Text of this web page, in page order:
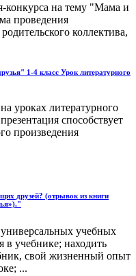
конкурса на тему "Мама и
проведения
коллектива,
1-4 класс Урок литературного
уроках литературного
способствует
произведения
друзей? (отрывок из книги
учебных
в учебнике; находить
свой жизненный опыт
...